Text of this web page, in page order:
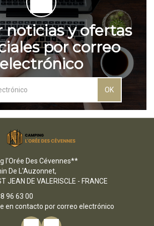
noticias y ofertas
por correo
electrónico
OK
l'Orée Des Cévennes**
De L'Auzonnet,
JEAN DE VALERISCLE - FRANCE
96 63 00
en contacto por correo electrónico